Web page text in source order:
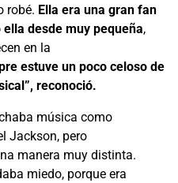
robé. Ella era una gran fan
desde muy pequeña,
en la
estuve un poco celoso de
reconoció.
música como
Jackson, pero
manera muy distinta.
miedo, porque era